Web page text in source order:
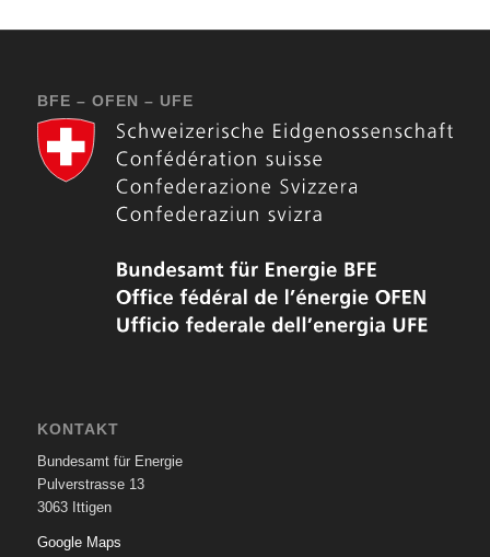
BFE – OFEN – UFE
KONTAKT
Bundesamt für Energie
Pulverstrasse 13
3063 Ittigen
Google Maps